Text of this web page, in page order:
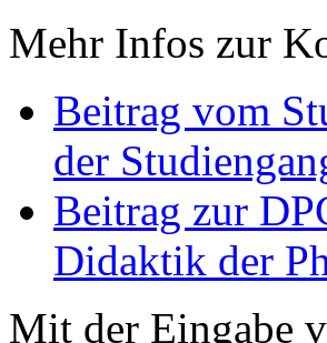
Mehr Infos zur
Beitrag vom
der
Beitrag zur
Didaktik der
Mit der Eingabe